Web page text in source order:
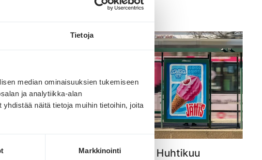
Tietoja
median ominaisuuksien tukemiseen
ja analytiikka-alan
näitä tietoja muihin tietoihin, joita
Markkinointi
Kuukauden parhaat – Huhtikuu